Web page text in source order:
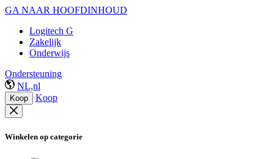
GA NAAR HOOFDINHOUD
Logitech G
Zakelijk
Onderwijs
Ondersteuning
NL,nl
Koop Koop
Winkelen op categorie